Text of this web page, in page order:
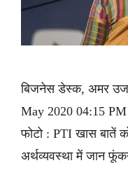
बिजनेस डेस्क, अमर
May 2020 04:15 PM
फोटो : PTI खास बातें
अर्थव्यवस्था में जान